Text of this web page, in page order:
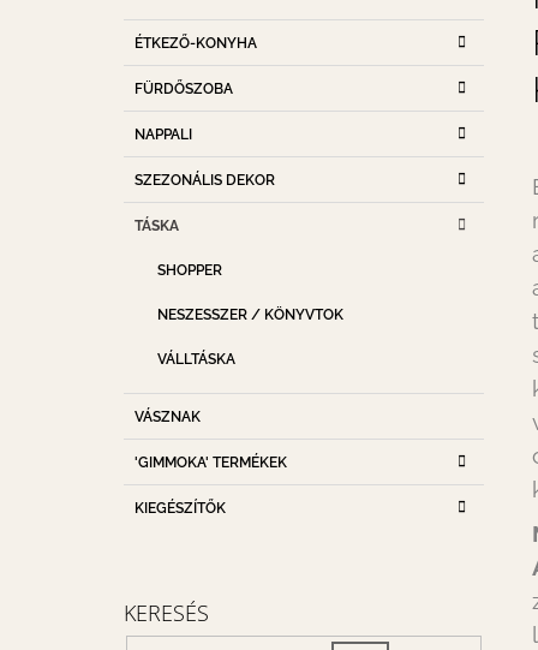
átugrása
K
T
G
Ó
R
Á
ÉTKEZŐ-KONYHA
FÜRDŐSZOBA
NAPPALI
SZEZONÁLIS DEKOR
TÁSKA
SHOPPER
NESZESSZER / KÖNYVTOK
VÁLLTÁSKA
VÁSZNAK
'GIMMOKA' TERMÉKEK
KIEGÉSZÍTŐK
KERESÉS